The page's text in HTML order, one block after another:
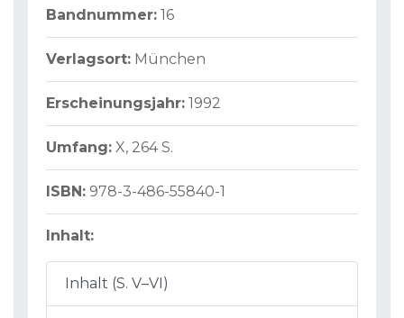
Bandnummer: 16
Verlagsort: München
Erscheinungsjahr: 1992
Umfang: X, 264 S.
ISBN: 978-3-486-55840-1
Inhalt:
Inhalt (S. V–VI)